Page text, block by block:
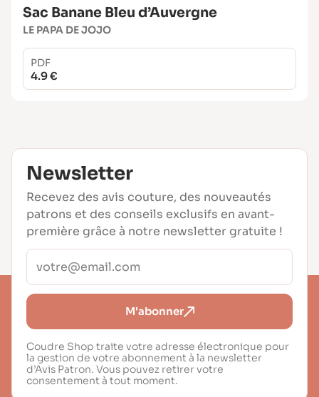
Sac Banane Bleu d’Auvergne
LE PAPA DE JOJO
PDF
4.9 €
Newsletter
Recevez des avis couture, des nouveautés
patrons et des conseils exclusifs en avant-
première grâce à notre newsletter gratuite !
M'abonner
Coudre Shop traite votre adresse électronique pour
la gestion de votre abonnement à la newsletter
d’Avis Patron. Vous pouvez retirer votre
consentement à tout moment.